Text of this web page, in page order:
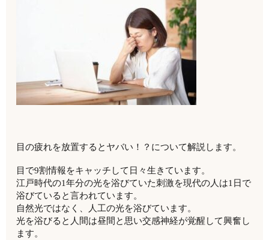
目の疲れを放置するとヤバい！？について解説します。
目で9割情報をキャッチして日々生きています。
江戸時代の1年分の光を浴びていた刺激を現代の人は1日で
浴びていると言われています。
自然光ではなく、人工の光を浴びています。
光を浴びると人間は昼間と思い交感神経が覚醒して興奮し
ます。